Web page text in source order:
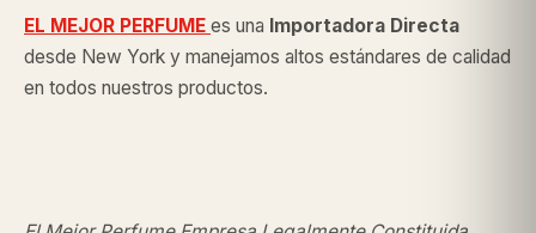
EL MEJOR PERFUME es una Importadora Directa
desde New York y manejamos altos estándares de calidad
en todos nuestros productos.